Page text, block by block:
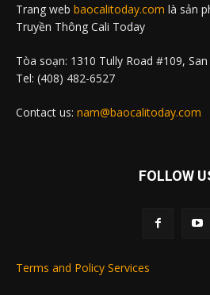
Trang web baocalitoday.com là sản
Truyền Thông Cali Today
Tòa soạn: 1310 Tully Road #109, San
Tel: (408) 482-6527
Contact us: nam@baocalitoday.com
FOLLOW
Terms and Policy Services